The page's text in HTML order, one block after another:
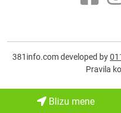
381info.com developed by
Pravila
Blizu mene